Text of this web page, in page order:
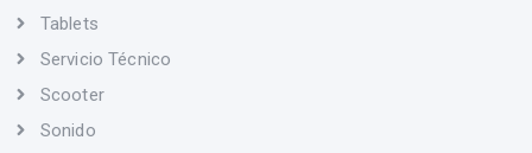
Tablets
Servicio Técnico
Scooter
Sonido